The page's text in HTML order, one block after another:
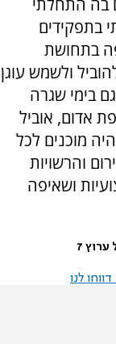
בתפקידים
בתחושת
ולשמש עוגן
בימי שגרה
אדום, אוביל
מוכנים לכל
והרשויות
ושאיפה
7
לנו